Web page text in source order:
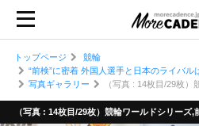
トップページ
競輪
“前検”に密着 外国人選手と日本のライバ
写真ギャラリー
（写真 : 14枚目/29枚
（写真 : 14枚目/29枚）競輪ワールドシリーズ